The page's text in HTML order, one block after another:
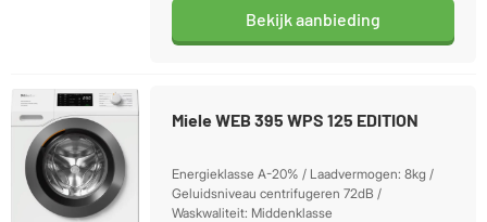
Bekijk aanbieding
Miele WEB 395 WPS 125 EDITION
Energieklasse A-20% / Laadvermogen: 8kg /
Geluidsniveau centrifugeren 72dB /
Waskwaliteit: Middenklasse